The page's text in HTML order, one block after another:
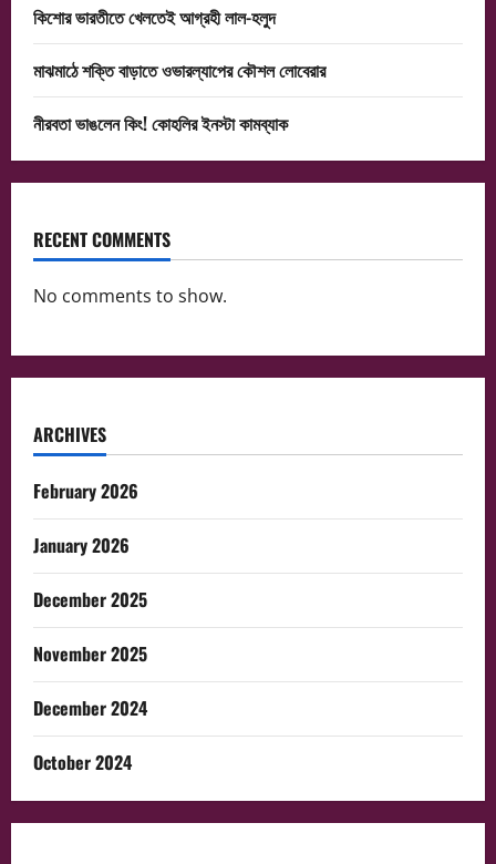
কিশোর ভারতীতে খেলতেই আগ্রহী লাল-হলুদ
মাঝমাঠে শক্তি বাড়াতে ওভারল্যাপের কৌশল লোবেরার
নীরবতা ভাঙলেন কিং! কোহলির ইনস্টা কামব্যাক
RECENT COMMENTS
No comments to show.
ARCHIVES
February 2026
January 2026
December 2025
November 2025
December 2024
October 2024